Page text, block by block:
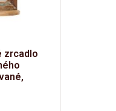
zrcadlo